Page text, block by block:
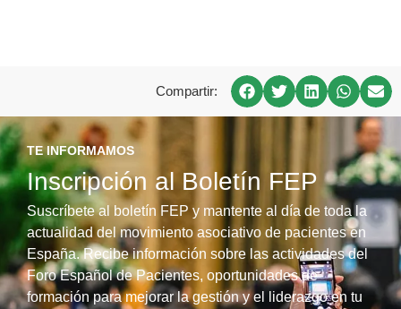
Compartir:
TE INFORMAMOS
Inscripción al Boletín FEP
Suscríbete al boletín FEP y mantente al día de toda la
actualidad del movimiento asociativo de pacientes en
España. Recibe información sobre las actividades del
Foro Español de Pacientes, oportunidades de
formación para mejorar la gestión y el liderazgo en tu